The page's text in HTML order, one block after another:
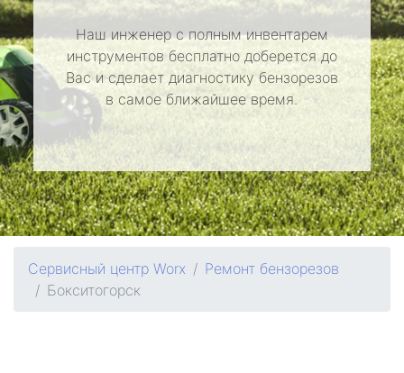
Наш инженер с полным инвентарем
инструментов бесплатно доберется до
Вас и сделает диагностику бензорезов
в самое ближайшее время.
Сервисный центр Worx
Ремонт бензорезов
Бокситогорск